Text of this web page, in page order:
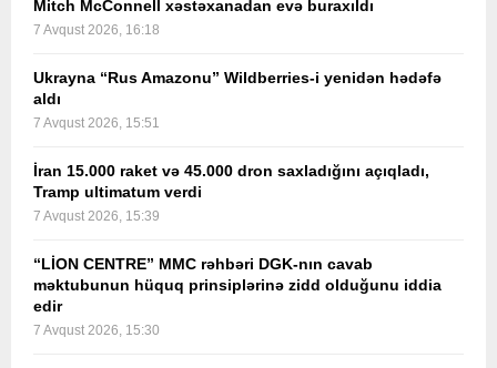
Mitch McConnell xəstəxanadan evə buraxıldı
7 Avqust 2026, 16:18
Ukrayna “Rus Amazonu” Wildberries-i yenidən hədəfə
aldı
7 Avqust 2026, 15:51
İran 15.000 raket və 45.000 dron saxladığını açıqladı,
Tramp ultimatum verdi
7 Avqust 2026, 15:39
“LİON CENTRE” MMC rəhbəri DGK-nın cavab
məktubunun hüquq prinsiplərinə zidd olduğunu iddia
edir
7 Avqust 2026, 15:30